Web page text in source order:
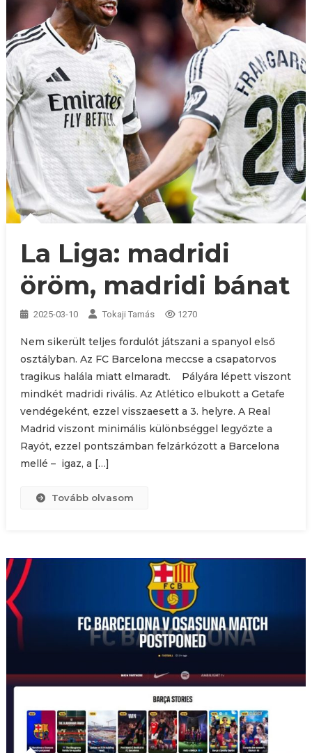
La Liga: madridi
öröm, madridi bánat
2025-03-10 Tokaji Tamás 1270
Nem sikerült teljes fordulót játszani a spanyol első
osztályban. Az FC Barcelona meccse a csapatorvos
tragikus halála miatt elmaradt. Pályára lépett viszont
mindkét madridi rivális. Az Atlético elbukott a Getafe
vendégeként, ezzel visszaesett a 3. helyre. A Real
Madrid viszont minimális különbséggel legyőzte a
Rayót, ezzel pontszámban felzárkózott a Barcelona
mellé – igaz, a […]
Tovább olvasom